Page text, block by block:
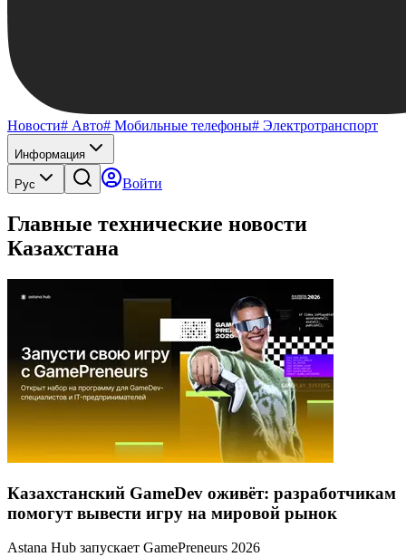
Новости# Авто# Мобильные телефоны# Электротранспорт
Информация
Рус Войти
Главные технические новости
Казахстана
Казахстанский GameDev оживёт: разработчикам
помогут вывести игру на мировой рынок
Astana Hub запускает GamePreneurs 2026